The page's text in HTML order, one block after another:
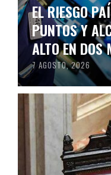
EL RIESGO
PUNTOS Y
ALTO EN DOS
7 AGOSTO, 2026